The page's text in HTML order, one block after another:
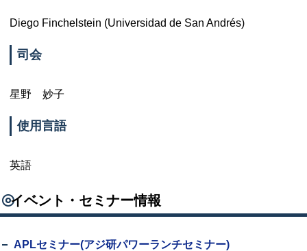
Diego Finchelstein (Universidad de San Andrés)
司会
星野 妙子
使用言語
英語
イベント・セミナー情報
APLセミナー(アジ研パワーランチセミナー)